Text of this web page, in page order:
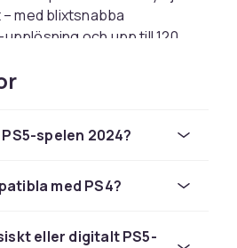
med blixtsnabba
och upp till 120
Souls, Ratchet &
Returnal visade redan
storsäljare till PS5.
West är exempel på
spelen 2024?
med PS4?
eller digitalt PS5-